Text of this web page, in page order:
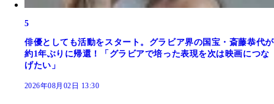
5
俳優としても活動をスタート。グラビア界の国宝・斎藤恭代が
約1年ぶりに帰還！「グラビアで培った表現を次は映画につな
げたい」
2026年08月02日 13:30